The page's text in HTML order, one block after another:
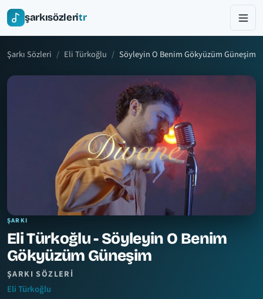
şarkısözleritr
Şarkı Sözleri Eli Türkoğlu Söyleyin O Benim Gökyüzüm Güneşim
ŞARKI
Eli Türkoğlu - Söyleyin O Benim
Gökyüzüm Güneşim
ŞARKI SÖZLERI
Eli Türkoğlu